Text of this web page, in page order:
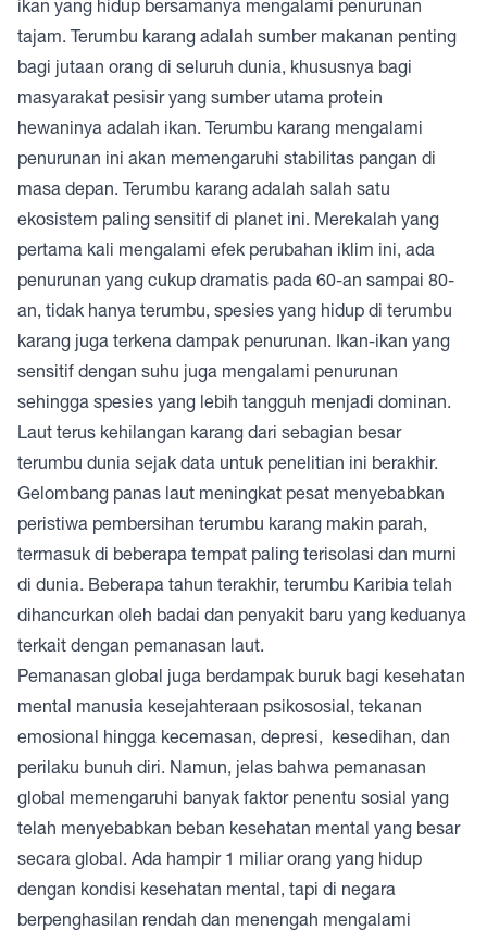
ikan yang hidup bersamanya mengalami penurunan
tajam. Terumbu karang adalah sumber makanan penting
bagi jutaan orang di seluruh dunia, khususnya bagi
masyarakat pesisir yang sumber utama protein
hewaninya adalah ikan. Terumbu karang mengalami
penurunan ini akan memengaruhi stabilitas pangan di
masa depan. Terumbu karang adalah salah satu
ekosistem paling sensitif di planet ini. Merekalah yang
pertama kali mengalami efek perubahan iklim ini, ada
penurunan yang cukup dramatis pada 60-an sampai 80-
an, tidak hanya terumbu, spesies yang hidup di terumbu
karang juga terkena dampak penurunan. Ikan-ikan yang
sensitif dengan suhu juga mengalami penurunan
sehingga spesies yang lebih tangguh menjadi dominan.
Laut terus kehilangan karang dari sebagian besar
terumbu dunia sejak data untuk penelitian ini berakhir.
Gelombang panas laut meningkat pesat menyebabkan
peristiwa pembersihan terumbu karang makin parah,
termasuk di beberapa tempat paling terisolasi dan murni
di dunia. Beberapa tahun terakhir, terumbu Karibia telah
dihancurkan oleh badai dan penyakit baru yang keduanya
terkait dengan pemanasan laut.
Pemanasan global juga berdampak buruk bagi kesehatan
mental manusia kesejahteraan psikososial, tekanan
emosional hingga kecemasan, depresi, kesedihan, dan
perilaku bunuh diri. Namun, jelas bahwa pemanasan
global memengaruhi banyak faktor penentu sosial yang
telah menyebabkan beban kesehatan mental yang besar
secara global. Ada hampir 1 miliar orang yang hidup
dengan kondisi kesehatan mental, tapi di negara
berpenghasilan rendah dan menengah mengalami